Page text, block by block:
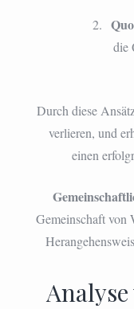
die
Durch diese
verlieren, und
einen
Gemeinschaft von